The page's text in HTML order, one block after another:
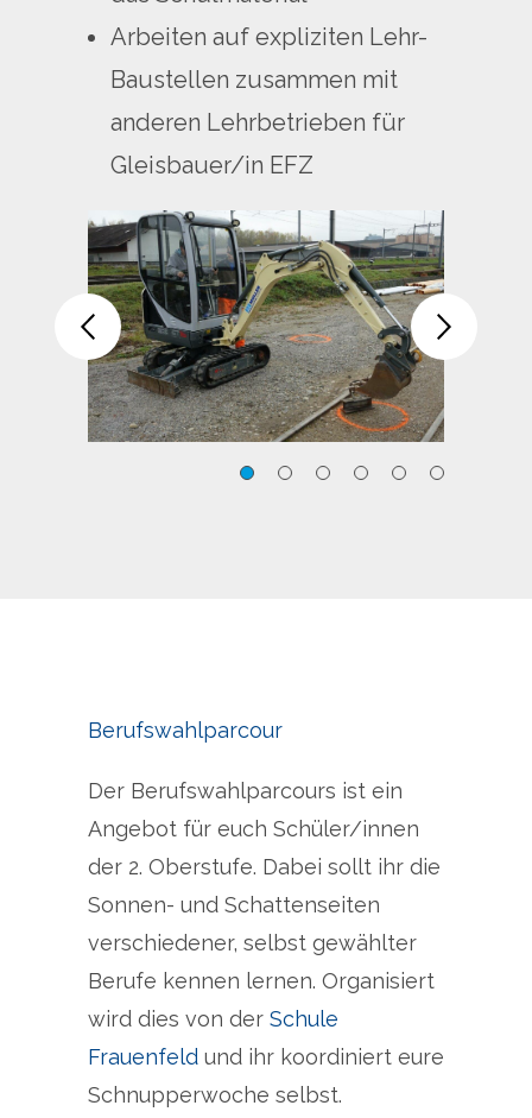
Arbeiten auf expliziten Lehr-
Baustellen zusammen mit
anderen Lehrbetrieben für
Gleisbauer/in EFZ
Baumaschinenmechaniker/in
Berufswahlparcour
Der Berufswahlparcours ist ein
Angebot für euch Schüler/innen
der 2. Oberstufe. Dabei sollt ihr die
Sonnen- und Schattenseiten
verschiedener, selbst gewählter
Berufe kennen lernen. Organisiert
wird dies von der Schule
Frauenfeld und ihr koordiniert eure
Schnupperwoche selbst.